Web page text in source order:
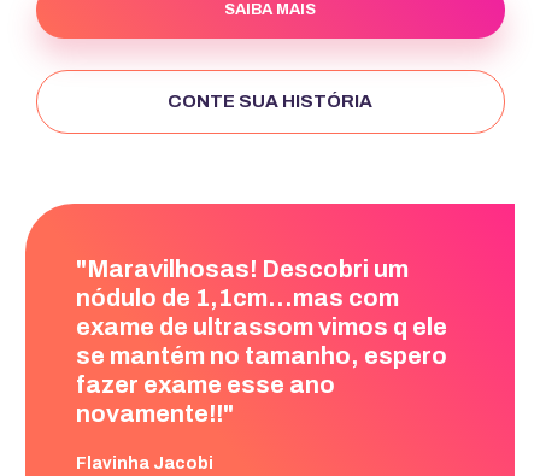
SAIBA MAIS
CONTE SUA HISTÓRIA
"Graças a vocês tive um
diagnóstico no início, serei
eternamente grata pelo
trabalho, pois fui assistida até o
momento do encaminhamento
para cirurgia!"
Karina Torres